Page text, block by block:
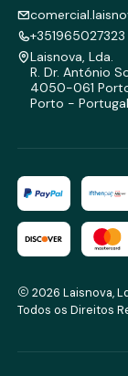
+351965027323
Laisnova, Lda.
R. Dr. António
4050-061
Porto - Portugal
2026 Laisnova,
Todos os Direitos